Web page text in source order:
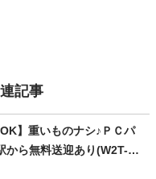
記事
】重いものナシ♪ＰＣパ
ら無料送迎あり(W2T-14